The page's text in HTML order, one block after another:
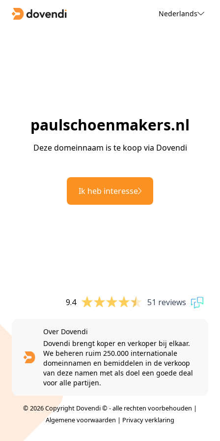
Nederlands
paulschoenmakers.nl
Deze domeinnaam is te koop via Dovendi
Ik heb interesse
9.4 51 reviews
Over Dovendi
Dovendi brengt koper en verkoper bij elkaar.
We beheren ruim 250.000 internationale
domeinnamen en bemiddelen in de verkoop
van deze namen met als doel een goede deal
voor alle partijen.
© 2026 Copyright Dovendi © - alle rechten voorbehouden |
Algemene voorwaarden | Privacy verklaring